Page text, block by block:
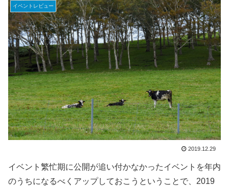
イベントレビュー
2019.12.29
イベント繁忙期に公開が追い付かなかったイベントを年内
のうちになるべくアップしておこうということで、2019